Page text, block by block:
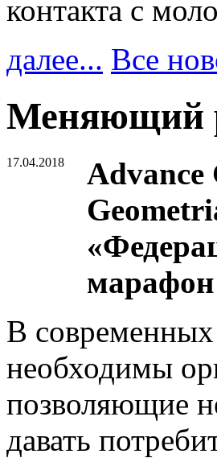
контакта с
далее... Все
Меняющий
17.04.2018
Advance
марафон
В
необходимы
позволяющие
давать